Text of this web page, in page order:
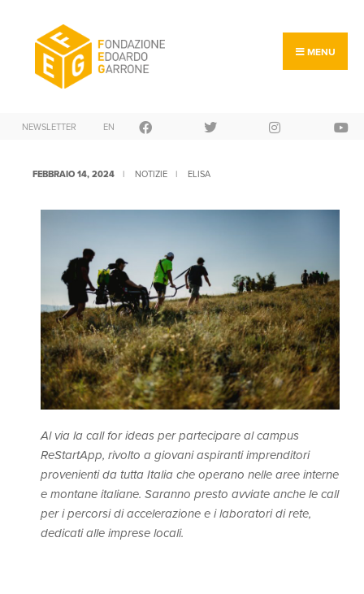
MENU
NEWSLETTER EN
FEBBRAIO 14, 2024 | NOTIZIE | ELISA
Al via la call for ideas per partecipare al campus
ReStartApp, rivolto a giovani aspiranti imprenditori
provenienti da tutta Italia che operano nelle aree interne
e montane italiane. Saranno presto avviate anche le call
per i percorsi di accelerazione e i laboratori di rete,
dedicati alle imprese locali.